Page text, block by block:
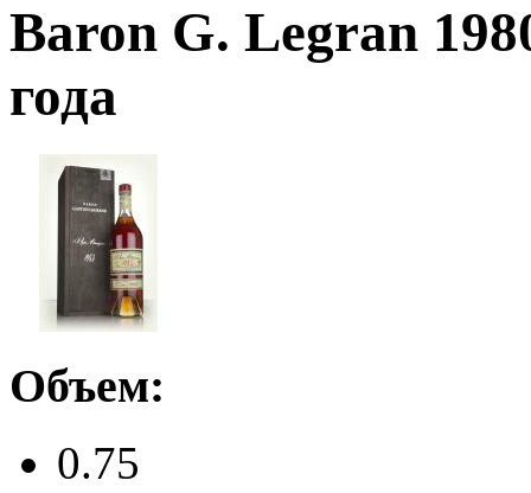
Baron G. Legran
года
Объем:
0.75